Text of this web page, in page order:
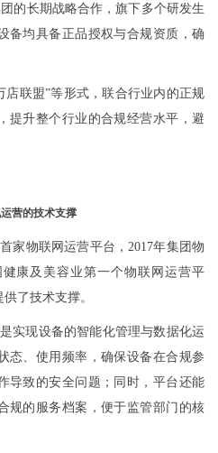
的长期战略合作，旗下多个研发生
备均具备正品授权与合规资质，确
店联盟”等形式，联合行业内的正规
提升整个行业的合规经营水平，避
营的技术支撑
家物联网运营平台，2017年集团物
康及美容业第一个物联网运营平
了技术支撑。
实现设备的智能化管理与数据化运
态、使用频率，确保设备在合规参
导致的安全问题；同时，平台还能
规的服务档案，便于监管部门的核